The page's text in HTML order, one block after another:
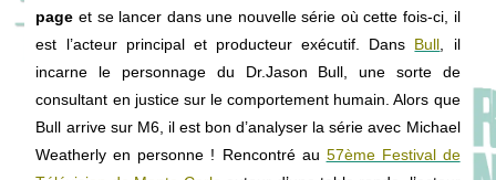
page et se lancer dans une nouvelle série où cette fois-ci, il
est l’acteur principal et producteur exécutif. Dans Bull , il
incarne le personnage du Dr.Jason Bull, une sorte de
consultant en justice sur le comportement humain. Alors que
Bull arrive sur M6, il est bon d’analyser la série avec Michael
Weatherly en personne ! Rencontré au 57ème Festival de